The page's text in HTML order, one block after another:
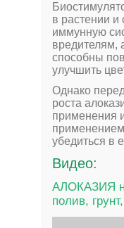
в растении и
иммунную
вредителям,
способны
улучшить
Однако
роста
применения
убедиться в
Видео:
АЛОКАЗИЯ
полив,